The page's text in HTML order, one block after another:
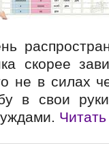
скорее
не в силах
в свои